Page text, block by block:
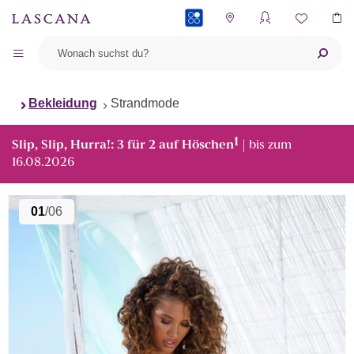
Bekleidung Strandmode
Slip, Slip, Hurra!: 3 für 2 auf Höschen1 | bis zum
16.08.2026
01/06